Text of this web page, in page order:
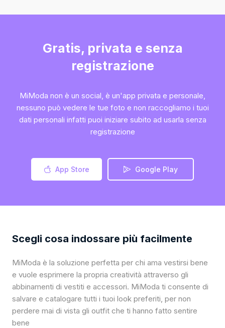
Gratis, privata e senza
registrazione
MiModa non è un social, è un'app privata e personale,
nessuno può vedere le tue foto e non raccogliamo i tuoi
dati personali infatti puoi iniziare subito ad usarla senza
registrazione
App Store Google Play
Scegli cosa indossare più facilmente
MiModa è la soluzione perfetta per chi ama vestirsi bene
e vuole esprimere la propria creatività attraverso gli
abbinamenti di vestiti e accessori. MiModa ti consente di
salvare e catalogare tutti i tuoi look preferiti, per non
perdere mai di vista gli outfit che ti hanno fatto sentire
bene